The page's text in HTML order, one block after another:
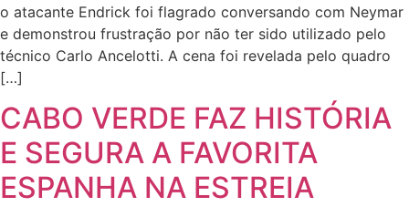
o atacante Endrick foi flagrado conversando com Neymar
e demonstrou frustração por não ter sido utilizado pelo
técnico Carlo Ancelotti. A cena foi revelada pelo quadro
[…]
CABO VERDE FAZ HISTÓRIA
E SEGURA A FAVORITA
ESPANHA NA ESTREIA